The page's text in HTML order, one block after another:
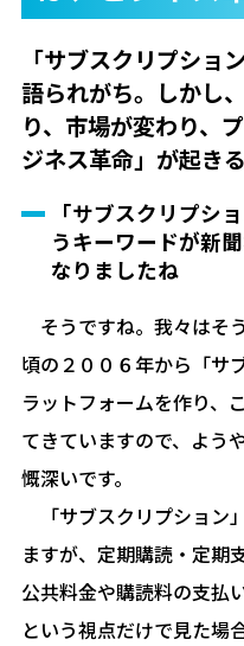
「サブスクリプショ
語られがち。しかし
り、市場が変わり、
ジネス革命」が起き
「サブスクリプシ
うキーワードが新
なりましたね
そうですね。我々はそ
頃の２００６年から「サ
ラットフォームを作り、
てきていますので、よう
慨深いです。
「サブスクリプショ
ますが、定期購読・定期
公共料金や購読料の支払
という視点だけで見た場